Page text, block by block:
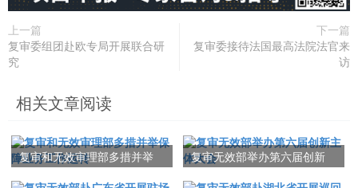
上一篇
复审委组团赴欧专局开展联合研
究
下一篇
复审委接待法国最高法院法官来
访
相关文章阅读
复审和无效审理部多措并举
复审无效部举办第六届创新